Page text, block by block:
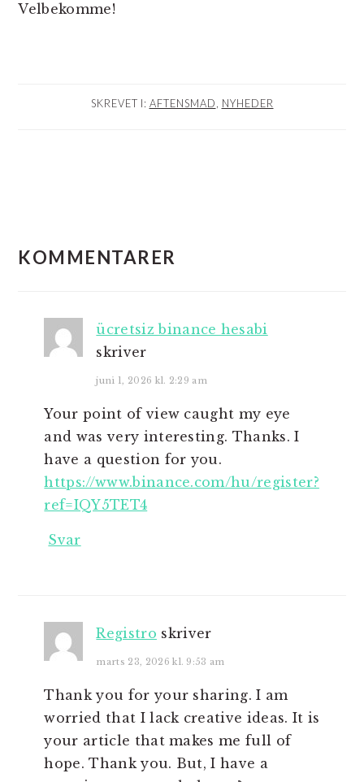
Velbekomme!
SKREVET I: AFTENSMAD NYHEDER
KOMMENTARER
ücretsiz binance hesabi
skriver
juni 1, 2026 kl. 2:29 am
Your point of view caught my eye
and was very interesting. Thanks. I
have a question for you.
https://www.binance.com/hu/register?
ref=IQY5TET4
Svar
Registro skriver
marts 23, 2026 kl. 9:53 am
Thank you for your sharing. I am
worried that I lack creative ideas. It is
your article that makes me full of
hope. Thank you. But, I have a